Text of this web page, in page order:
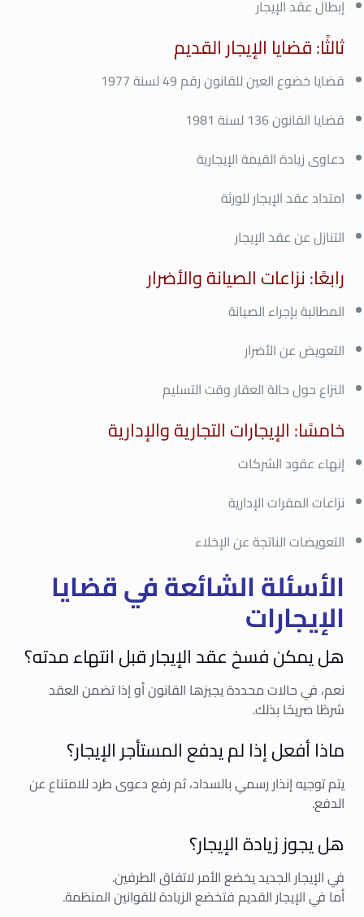
إبطال عقد الإيجار
ثالثًا: قضايا الإيجار القديم
قضايا خضوع العين للقانون رقم 49 لسنة 1977
قضايا القانون 136 لسنة 1981
دعاوى زيادة القيمة الإيجارية
امتداد عقد الإيجار للورثة
التنازل عن عقد الإيجار
رابعًا: نزاعات الصيانة والأضرار
المطالبة بإجراء الصيانة
التعويض عن الأضرار
النزاع حول حالة العقار وقت التسليم
خامسًا: الإيجارات التجارية والإدارية
إنهاء عقود الشركات
نزاعات المقرات الإدارية
التعويضات الناتجة عن الإخلاء
الأسئلة الشائعة في قضايا
الإيجارات
هل يمكن فسخ عقد الإيجار قبل انتهاء مدته؟
نعم، في حالات محددة يجيزها القانون أو إذا تضمن العقد
شرطًا صريحًا بذلك.
ماذا أفعل إذا لم يدفع المستأجر الإيجار؟
يتم توجيه إنذار رسمي بالسداد، ثم رفع دعوى طرد للامتناع عن
الدفع.
هل يجوز زيادة الإيجار؟
في الإيجار الجديد يخضع الأمر لاتفاق الطرفين.
أما في الإيجار القديم فتخضع الزيادة للقوانين المنظمة.